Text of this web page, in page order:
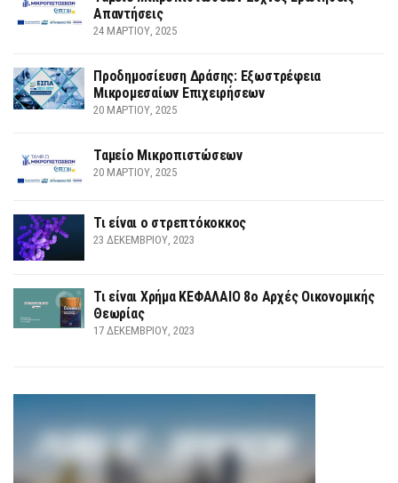
Απαντήσεις
24 ΜΑΡΤΊΟΥ, 2025
Προδημοσίευση Δράσης: Εξωστρέφεια
Μικρομεσαίων Επιχειρήσεων
20 ΜΑΡΤΊΟΥ, 2025
Ταμείο Μικροπιστώσεων
20 ΜΑΡΤΊΟΥ, 2025
Τι είναι ο στρεπτόκοκκος
23 ΔΕΚΕΜΒΡΊΟΥ, 2023
Τι είναι Χρήμα ΚΕΦΑΛΑΙΟ 8ο Αρχές Οικονομικής
Θεωρίας
17 ΔΕΚΕΜΒΡΊΟΥ, 2023